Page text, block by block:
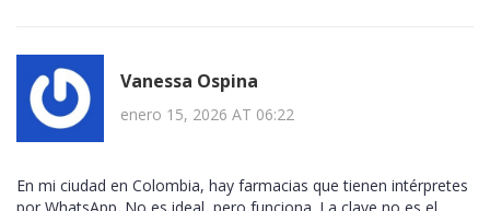
Vanessa Ospina
enero 15, 2026 AT 06:22
En mi ciudad en Colombia, hay farmacias que tienen intérpretes